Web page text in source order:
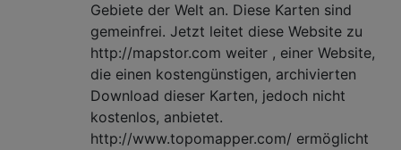
Gebiete der Welt an. Diese Karten sind
gemeinfrei. Jetzt leitet diese Website zu
http://mapstor.com weiter , einer Website,
die einen kostengünstigen, archivierten
Download dieser Karten, jedoch nicht
kostenlos, anbietet.
http://www.topomapper.com/ ermöglicht